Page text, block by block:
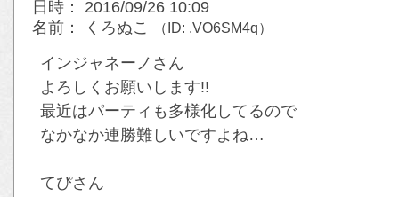
日時： 2016/09/26 10:09
名前： くろぬこ
（ID: .VO6SM4q）
インジャネーノさん
よろしくお願いします!!
最近はパーティも多様化してるので
なかなか連勝難しいですよね…
てぴさん